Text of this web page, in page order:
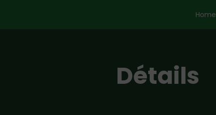
Home
Détails